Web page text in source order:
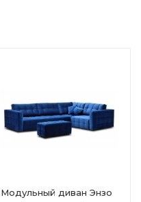
Модульный диван Энзо